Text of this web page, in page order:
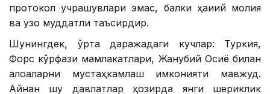
протокол учрашувлари эмас, балки ҳақиқий молия
ва узоқ муддатли таъсирдир.
Шунингдек, ўрта даражадаги кучлар: Туркия,
Форс кўрфази мамлакатлари, Жанубий Осиё билан
алоқаларни мустаҳкамлаш имконияти мавжуд.
Айнан шу давлатлар ҳозирда янги шериклик